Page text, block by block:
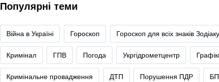
Популярні теми
Війна в Україні Гороскоп Гороскоп для всіх знаків Зодіаку
Кримінал ГПВ Погода Укргідрометцентр
Кримінальне провадження ДТП Порушення ПДР